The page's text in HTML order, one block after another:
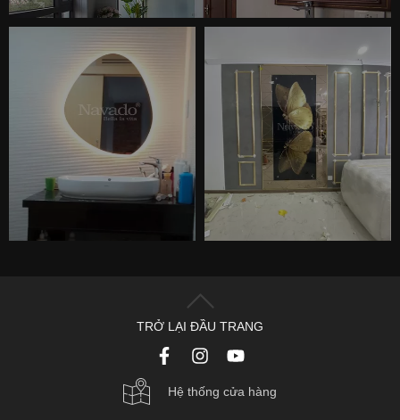
TRỞ LẠI ĐẦU TRANG
Hệ thống cửa hàng